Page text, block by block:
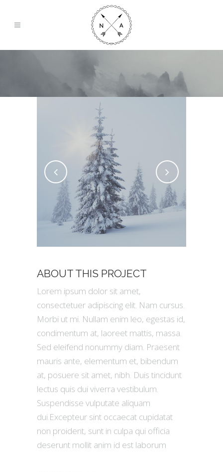
ABOUT THIS PROJECT
Lorem ipsum dolor sit amet,
consectetuer adipiscing elit. Nam cursus.
Morbi ut mi. Nullam enim leo, egestas id,
condimentum at, laoreet mattis, massa.
Sed eleifend nonummy diam. Praesent
mauris ante, elementum et, bibendum
at, posuere sit amet, nibh. Duis tincidunt
lectus quis dui viverra vestibulum.
Suspendisse vulputate aliquam
dui.Excepteur sint occaecat cupidatat
non proident, sunt in culpa qui officia
deserunt mollit anim id est laborum